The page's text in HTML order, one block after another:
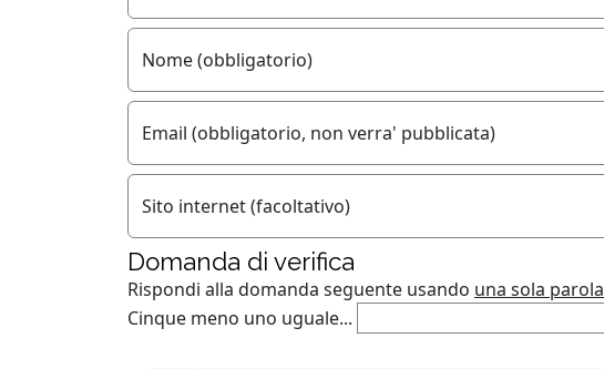
Nome (obbligatorio)
Email (obbligatorio, non verra' pubblicata)
Sito internet (facoltativo)
Domanda di verifica
Rispondi alla domanda seguente usando una sola parola
Cinque meno uno uguale...